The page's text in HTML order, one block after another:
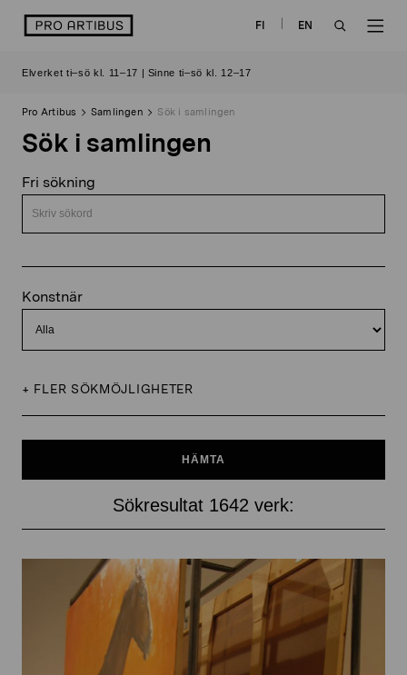
logo FI
EN
Elverket ti–sö kl. 11–17 | Sinne ti–sö kl. 12–17
Pro Artibus Samlingen Sök i samlingen
Sök i samlingen
Fri sökning
Konstnär
+ FLER SÖKMÖJLIGHETER
Sökresultat 1642 verk: